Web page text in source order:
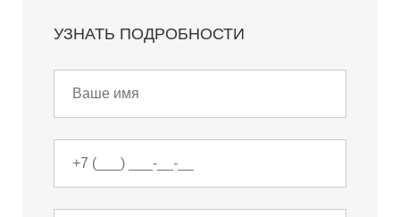
УЗНАТЬ ПОДРОБНОСТИ